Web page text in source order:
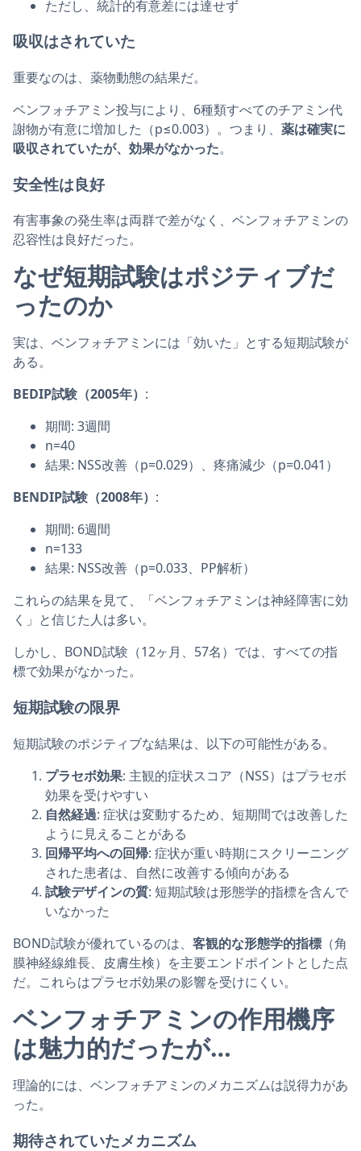
ただし、統計的有意差には達せず
吸収はされていた
重要なのは、薬物動態の結果だ。
ベンフォチアミン投与により、6種類すべてのチアミン代
謝物が有意に増加した（p≤0.003）。つまり、 薬は確実に
吸収されていたが、効果がなかった。
安全性は良好
有害事象の発生率は両群で差がなく、ベンフォチアミンの
忍容性は良好だった。
なぜ短期試験はポジティブだ
ったのか
実は、ベンフォチアミンには「効いた」とする短期試験が
ある。
BEDIP試験（2005年） :
期間: 3週間
n=40
結果: NSS改善（p=0.029）、疼痛減少（p=0.041）
BENDIP試験（2008年） :
期間: 6週間
n=133
結果: NSS改善（p=0.033、PP解析）
これらの結果を見て、「ベンフォチアミンは神経障害に効
く」と信じた人は多い。
しかし、BOND試験（12ヶ月、57名）では、すべての指
標で効果がなかった。
短期試験の限界
短期試験のポジティブな結果は、以下の可能性がある。
プラセボ効果: 主観的症状スコア（NSS）はプラセボ
効果を受けやすい
自然経過: 症状は変動するため、短期間では改善した
ように見えることがある
回帰平均への回帰: 症状が重い時期にスクリーニング
された患者は、自然に改善する傾向がある
試験デザインの質: 短期試験は形態学的指標を含んで
いなかった
BOND試験が優れているのは、 客観的な形態学的指標 （角
膜神経線維長、皮膚生検）を主要エンドポイントとした点
だ。これらはプラセボ効果の影響を受けにくい。
ベンフォチアミンの作用機序
は魅力的だったが…
理論的には、ベンフォチアミンのメカニズムは説得力があ
った。
期待されていたメカニズム